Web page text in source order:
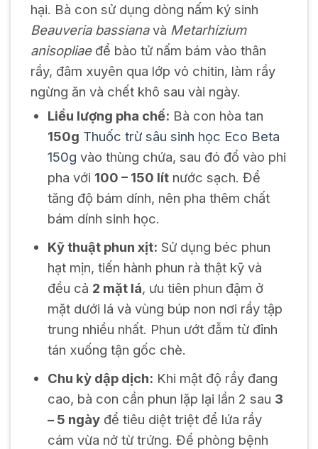
hại. Bà con sử dụng dòng nấm ký sinh
Beauveria bassianavà Metarhizium
anisopliaeđể bào tử nấm bám vào thân
rầy, đâm xuyên qua lớp vỏ chitin, làm rầy
ngừng ăn và chết khô sau vài ngày.
Liều lượng pha chế: Bà con hòa tan
150g Thuốc trừ sâu sinh học Eco Beta
150g vào thùng chứa, sau đó đổ vào phi
pha với 100 – 150 lítnước sạch. Để
tăng độ bám dính, nên pha thêm chất
bám dính sinh học.
Kỹ thuật phun xịt: Sử dụng béc phun
hạt mịn, tiến hành phun rà thật kỹ và
đều cả 2 mặt lá, ưu tiên phun đậm ở
mặt dưới lá và vùng búp non nơi rầy tập
trung nhiều nhất. Phun ướt đẫm từ đỉnh
tán xuống tận gốc chè.
Chu kỳ dập dịch: Khi mật độ rầy đang
cao, bà con cần phun lặp lại lần 2 sau 3
– 5 ngàyđể tiêu diệt triệt để lứa rầy
cám vừa nở từ trứng. Để phòng bệnh